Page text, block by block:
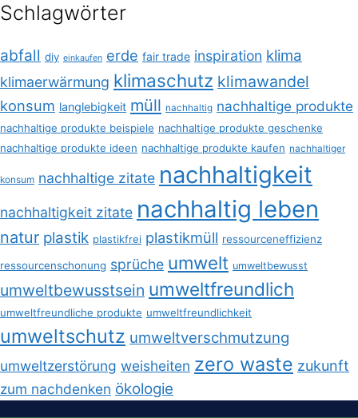
Schlagwörter
abfall diy einkaufen erde fair trade inspiration klima
klimaerwärmung klimaschutz klimawandel
konsum langlebigkeit müll nachhaltig nachhaltige produkte
nachhaltige produkte beispiele nachhaltige produkte geschenke
nachhaltige produkte ideen nachhaltige produkte kaufen nachhaltiger
konsum nachhaltige zitate nachhaltigkeit
nachhaltigkeit zitate nachhaltig leben
natur plastik plastikfrei plastikmüll ressourceneffizienz
ressourcenschonung sprüche umwelt umweltbewusst
umweltbewusstsein umweltfreundlich
umweltfreundliche produkte umweltfreundlichkeit
umweltschutz umweltverschmutzung
umweltzerstörung weisheiten zero waste zukunft
zum nachdenken ökologie